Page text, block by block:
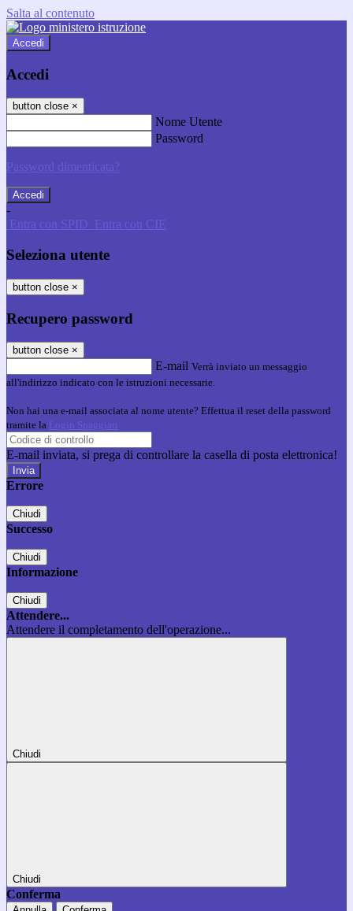
Salta al contenuto
Accedi
Accedi
button close ×
Nome Utente
Password
Password dimenticata?
-
Entra con SPID Entra con CIE
Seleziona utente
button close ×
Recupero password
button close ×
E-mail Verrà inviato un messaggio
all'indirizzo indicato con le istruzioni necessarie.
Non hai una e-mail associata al nome utente? Effettua il reset della password
tramite la Login Spaggiari
E-mail inviata, si prega di controllare la casella di posta elettronica!
Errore
Chiudi
Successo
Chiudi
Informazione
Chiudi
Attendere...
Attendere il completamento dell'operazione...
Chiudi
Chiudi
Conferma